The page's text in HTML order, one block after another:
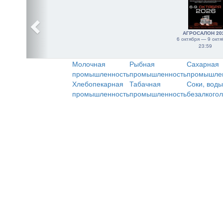
АГРОСАЛОН
6 октября — 9
23:59
Молочная
промышленность
Рыбная
промышленность
Сахарная
Хлебопекарная
промышленность
Табачная
промышленность
Соки,